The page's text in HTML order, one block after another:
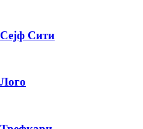
Сејф Сити
Лого